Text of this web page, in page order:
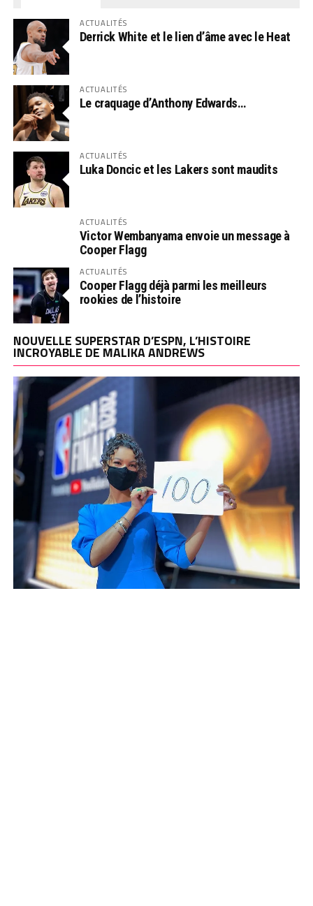
ACTUALITÉS
Derrick White et le lien d’âme avec le Heat
ACTUALITÉS
Le craquage d’Anthony Edwards…
ACTUALITÉS
Luka Doncic et les Lakers sont maudits
ACTUALITÉS
Victor Wembanyama envoie un message à
Cooper Flagg
ACTUALITÉS
Cooper Flagg déjà parmi les meilleurs
rookies de l’histoire
NOUVELLE SUPERSTAR D’ESPN, L’HISTOIRE
INCROYABLE DE MALIKA ANDREWS